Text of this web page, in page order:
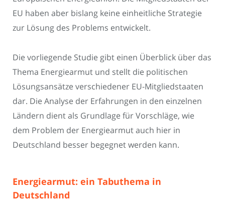
EU haben aber bislang keine einheitliche Strategie
zur Lösung des Problems entwickelt.
Die vorliegende Studie gibt einen Überblick über das
Thema Energiearmut und stellt die politischen
Lösungsansätze verschiedener EU-Mitgliedstaaten
dar. Die Analyse der Erfahrungen in den einzelnen
Ländern dient als Grundlage für Vorschläge, wie
dem Problem der Energiearmut auch hier in
Deutschland besser begegnet werden kann.
Energiearmut: ein Tabuthema in
Deutschland